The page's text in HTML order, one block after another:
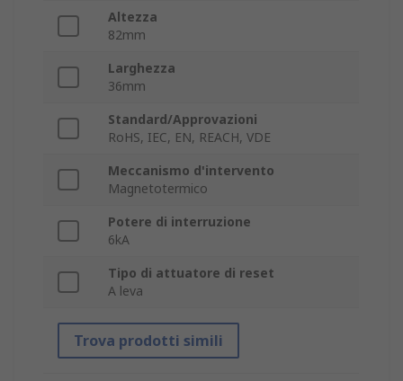
Altezza
82mm
Larghezza
36mm
Standard/Approvazioni
RoHS, IEC, EN, REACH, VDE
Meccanismo d'intervento
Magnetotermico
Potere di interruzione
6kA
Tipo di attuatore di reset
A leva
Trova prodotti simili